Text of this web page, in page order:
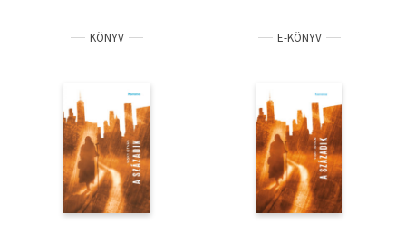
Tankönyv, segédkönyv
Természettudomány
Történelem
KÖNYV E-KÖNYV